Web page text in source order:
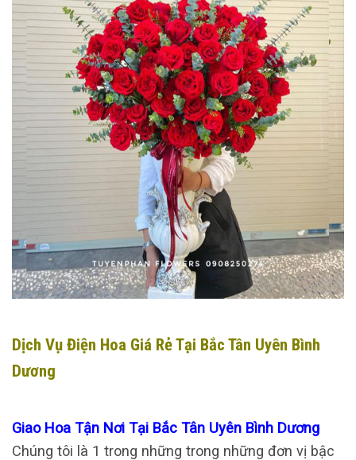
Dịch Vụ Điện Hoa Giá Rẻ Tại Bắc Tân Uyên Bình
Dương
Giao Hoa Tận Nơi Tại Bắc Tân Uyên Bình Dương
Chúng tôi là 1 trong những trong những đơn vị bậc